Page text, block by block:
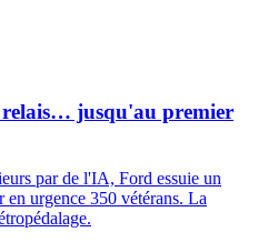
jusqu'au premier
par de l'IA, Ford essuie un
urgence 350 vétérans. La